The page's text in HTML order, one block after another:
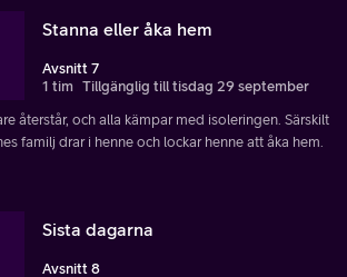
Stanna eller åka hem
Avsnitt 7
1 tim Tillgänglig till tisdag 29 september
återstår, och alla kämpar med isoleringen. Särskilt
familj drar i henne och lockar henne att åka hem.
Sista dagarna
Avsnitt 8